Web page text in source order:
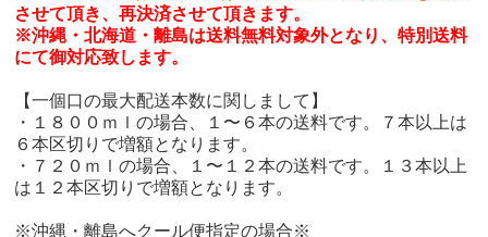
させて頂き、再決済させて頂きます。
※沖縄・北海道・離島は送料無料対象外となり、特別送料
にて御対応致します。
【一個口の最大配送本数に関しまして】
・１８００ｍｌの場合、１〜６本の送料です。７本以上は
６本区切りで増額となります。
・７２０ｍｌの場合、１〜１２本の送料です。１３本以上
は１２本区切りで増額となります。
※沖縄・離島へクール便指定の場合※